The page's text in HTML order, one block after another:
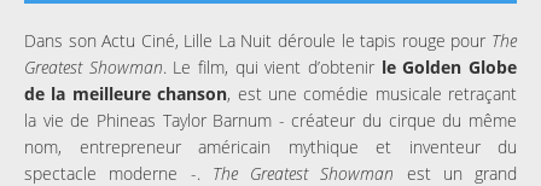
Dans son Actu Ciné, Lille La Nuit déroule le tapis rouge pour The
Greatest Showman. Le film, qui vient d’obtenir le Golden Globe
de la meilleure chanson, est une comédie musicale retraçant
la vie de Phineas Taylor Barnum - créateur du cirque du même
nom, entrepreneur américain mythique et inventeur du
spectacle moderne -. The Greatest Showman est un grand